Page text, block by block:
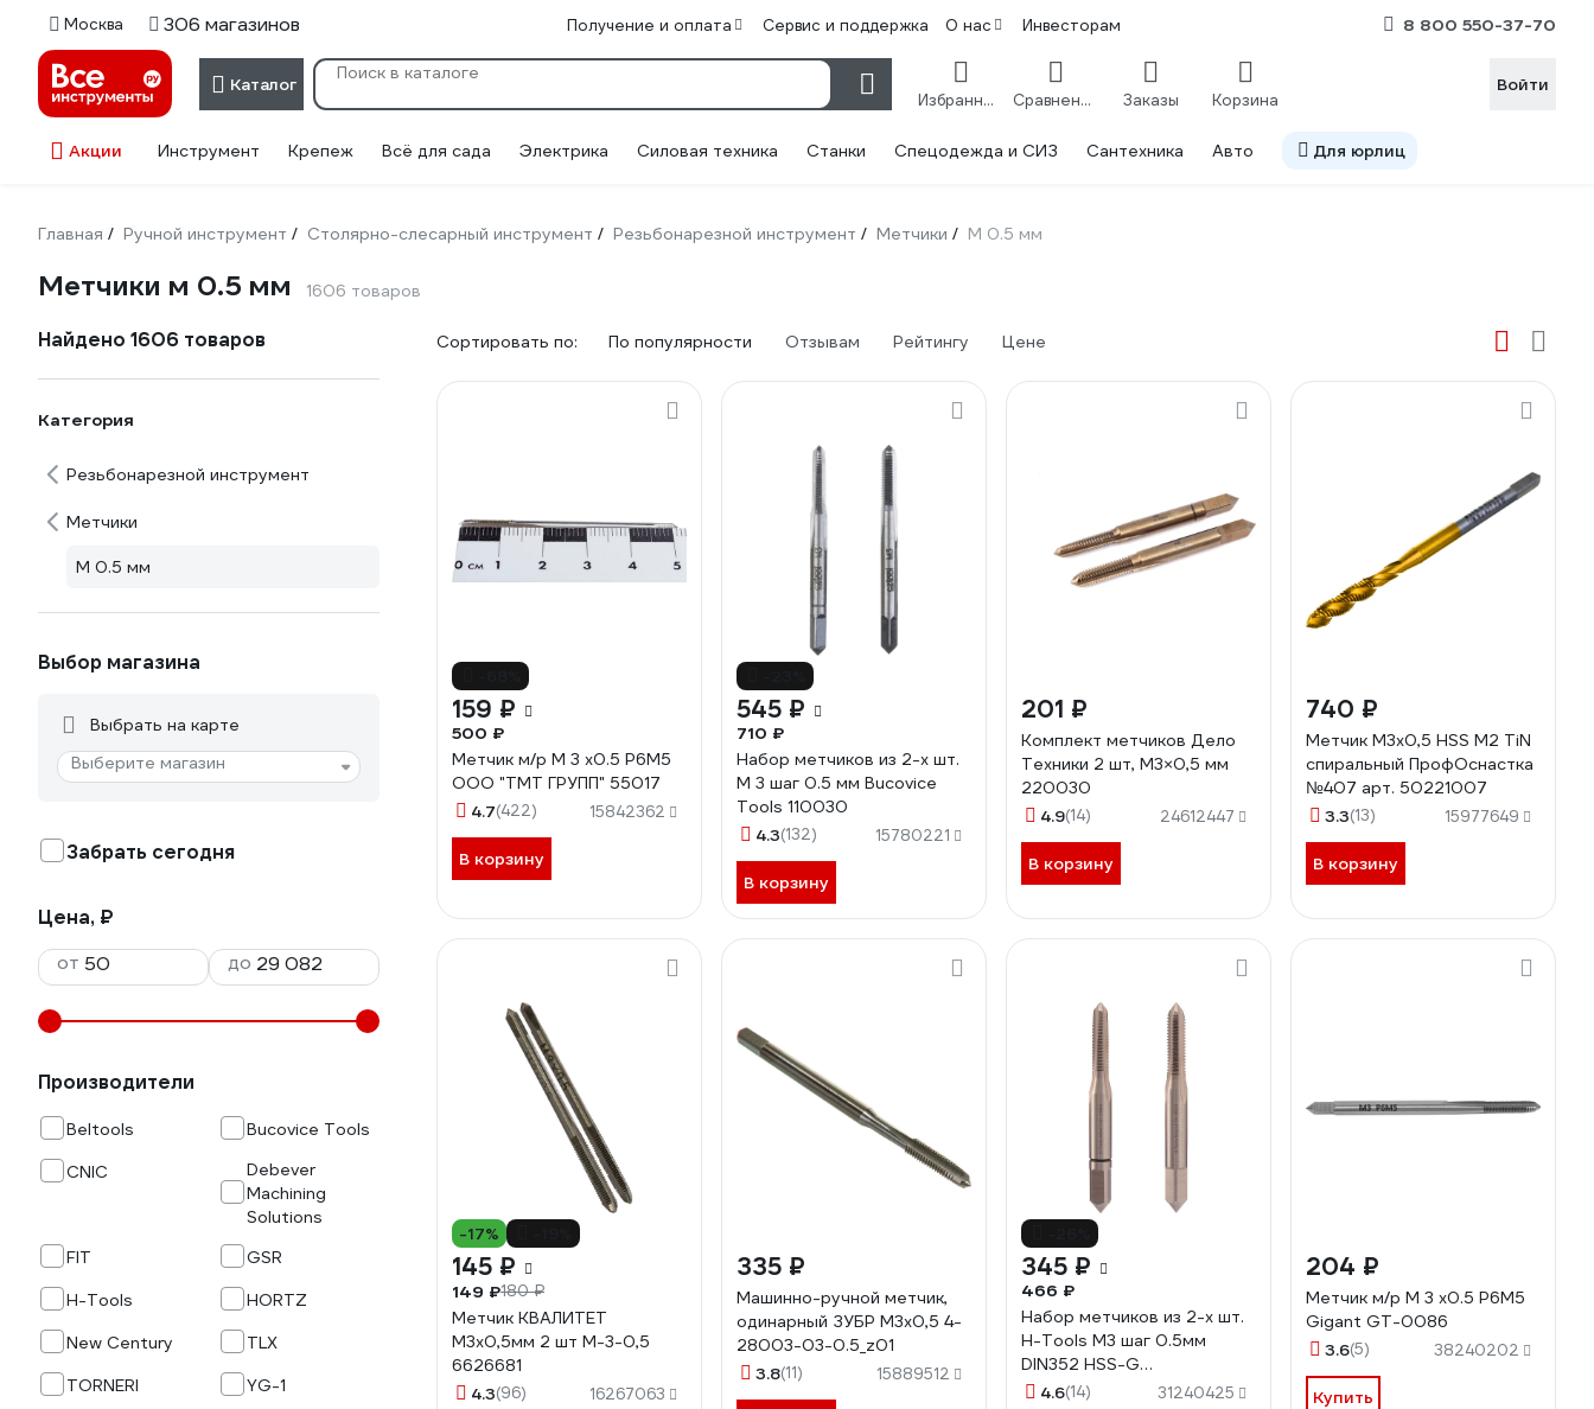
Москва 306 магазинов Получение и оплата Сервис и поддержка О нас Инвесторам 8 800 550-37-70
Каталог
Избранное Сравнение Заказы Корзина
Войти
Акции Инструмент Крепеж Всё для сада Электрика Силовая техника Станки Спецодежда и СИЗ Сантехника Авто Для юрлиц
Главная / Ручной инструмент / Столярно-слесарный инструмент / Резьбонарезной инструмент / Метчики / М 0.5 мм
Метчики м 0.5 мм 1606 товаров
Найдено 1606 товаров
Категория
Резьбонарезной инструмент
Метчики
М 0.5 мм
Выбор магазина
Выбрать на карте
Выберите магазин
Забрать сегодня
Цена, ₽
от
до
Производители
Beltools
Bucovice Tools
CNIC
Debever
Machining
Solutions
FIT
GSR
H-Tools
HORTZ
New Century
TLX
TORNERI
YG-1
Сортировать по: По популярности Отзывам Рейтингу Цене
159 ₽
500 ₽
Метчик м/р М 3 х0.5 Р6М5
ООО "ТМТ ГРУПП" 55017
4.7(422) 15842362
В корзину
545 ₽
710 ₽
Набор метчиков из 2-х шт.
M 3 шаг 0.5 мм Bucovice
Tools 110030
4.3(132) 15780221
В корзину
201 ₽
Комплект метчиков Дело
Техники 2 шт, M3×0,5 мм
220030
4.9(14) 24612447
В корзину
740 ₽
Метчик M3x0,5 HSS M2 TiN
спиральный ПрофОснастка
№407 арт. 50221007
3.3(13) 15977649
В корзину
-17%
145 ₽
149 ₽180 ₽
Метчик КВАЛИТЕТ
М3x0,5мм 2 шт М-3-0,5
6626681
4.3(96) 16267063
335 ₽
Машинно-ручной метчик,
одинарный ЗУБР М3х0,5 4-
28003-03-0.5_z01
3.8(11) 15889512
345 ₽
466 ₽
Набор метчиков из 2-х шт.
H-Tools М3 шаг 0.5мм
DIN352 HSS-G
230030TXHT-2
4.6(14) 31240425
204 ₽
Метчик м/р М 3 х0.5 Р6М5
Gigant GT-0086
3.6(5) 38240202
Купить